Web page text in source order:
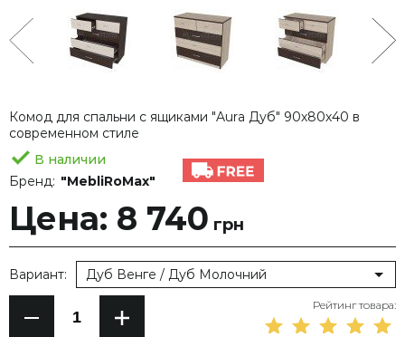
Комод для спальни с ящиками "Aura Дуб" 90х80х40 в
современном стиле
В наличии
Бренд: "MebliRoMax"
Цена: 8 740 грн
Вариант: Дуб Венге / Дуб Молочний
Рейтинг товара: